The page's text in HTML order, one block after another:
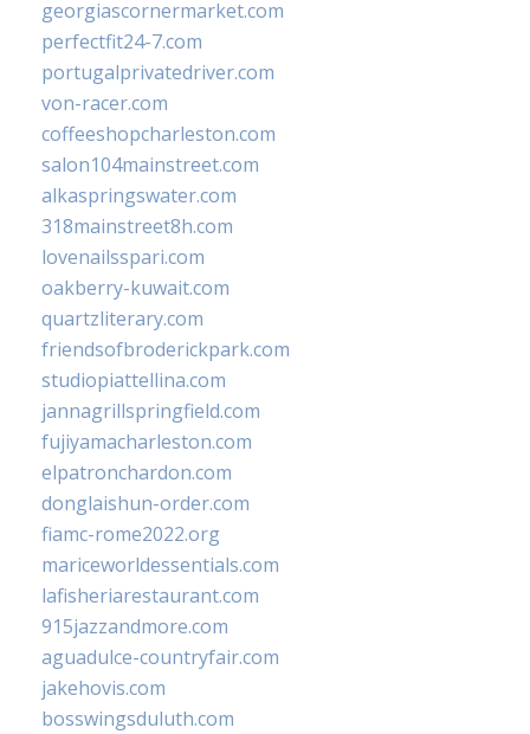
georgiascornermarket.com
perfectfit24-7.com
portugalprivatedriver.com
von-racer.com
coffeeshopcharleston.com
salon104mainstreet.com
alkaspringswater.com
318mainstreet8h.com
lovenailsspari.com
oakberry-kuwait.com
quartzliterary.com
friendsofbroderickpark.com
studiopiattellina.com
jannagrillspringfield.com
fujiyamacharleston.com
elpatronchardon.com
donglaishun-order.com
fiamc-rome2022.org
mariceworldessentials.com
lafisheriarestaurant.com
915jazzandmore.com
aguadulce-countryfair.com
jakehovis.com
bosswingsduluth.com